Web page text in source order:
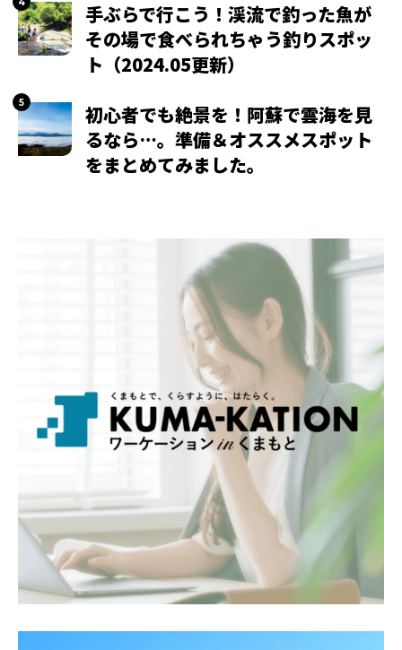
手ぶらで行こう！渓流で釣った魚が
その場で食べられちゃう釣りスポッ
ト（2024.05更新）
初心者でも絶景を！阿蘇で雲海を見
るなら…。準備＆オススメスポット
をまとめてみました。